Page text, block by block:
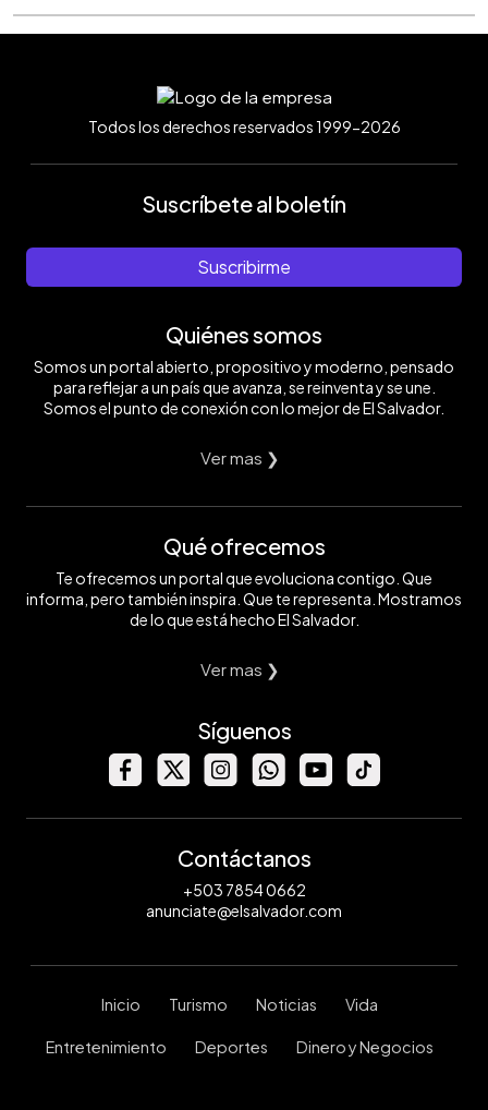
Todos los derechos reservados 1999-2026
Suscríbete al boletín
Suscribirme
Quiénes somos
Somos un portal abierto, propositivo y moderno, pensado
para reflejar a un país que avanza, se reinventa y se une.
Somos el punto de conexión con lo mejor de El Salvador.
Ver mas ❯
Qué ofrecemos
Te ofrecemos un portal que evoluciona contigo. Que
informa, pero también inspira. Que te representa. Mostramos
de lo que está hecho El Salvador.
Ver mas ❯
Síguenos
Contáctanos
+503 7854 0662
anunciate@elsalvador.com
Inicio Turismo Noticias Vida
Entretenimiento Deportes Dinero y Negocios